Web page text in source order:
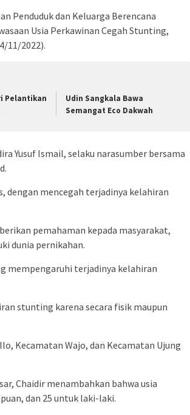
Penduduk dan Keluarga Berencana
Usia Perkawinan Cegah Stunting,
11/2022).
Pelantikan
Udin Sangkala Bawa
Semangat Eco Dakwah
Yusuf Ismail, selaku narasumber bersama
dengan mencegah terjadinya kelahiran
pemahaman kepada masyarakat,
dunia pernikahan.
mempengaruhi terjadinya kelahiran
stunting karena secara fisik maupun
Kecamatan Wajo, dan Kecamatan Ujung
Chaidir menambahkan bahwa usia
dan 25 untuk laki-laki.